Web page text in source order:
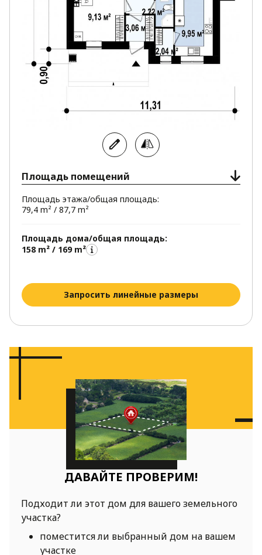
Площадь помещений
Площадь этажа/общая площадь:
79,4 m² / 87,7 m²
Площадь дома/общая площадь:
158 m² / 169 m²
Запросить линейные размеры
ДАВАЙТЕ ПРОВЕРИМ!
Подходит ли этот дом для вашего земельного
участка?
поместится ли выбранный дом на вашем
участке